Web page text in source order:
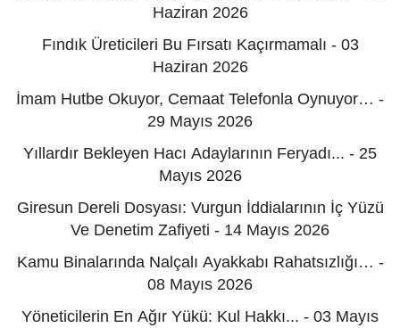
Haziran 2026
Fındık Üreticileri Bu Fırsatı Kaçırmamalı - 03
Haziran 2026
İmam Hutbe Okuyor, Cemaat Telefonla Oynuyor… -
29 Mayıs 2026
Yıllardır Bekleyen Hacı Adaylarının Feryadı... - 25
Mayıs 2026
Giresun Dereli Dosyası: Vurgun İddialarının İç Yüzü
Ve Denetim Zafiyeti - 14 Mayıs 2026
Kamu Binalarında Nalçalı Ayakkabı Rahatsızlığı… -
08 Mayıs 2026
Yöneticilerin En Ağır Yükü: Kul Hakkı... - 03 Mayıs